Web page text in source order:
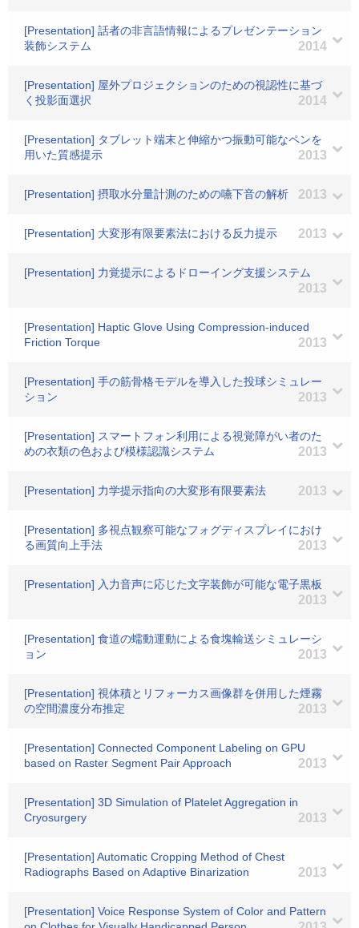
[Presentation] 話者の非言語情報によるプレゼンテーション
装飾システム
2014
[Presentation] 屋外プロジェクションのための視認性に基づ
く投影面選択
2014
[Presentation] タブレット端末と伸縮かつ振動可能なペンを
用いた質感提示
2013
[Presentation] 摂取水分量計測のための嚥下音の解析 2013
[Presentation] 大変形有限要素法における反力提示 2013
[Presentation] 力覚提示によるドローイング支援システム
2013
[Presentation] Haptic Glove Using Compression-induced
Friction Torque
2013
[Presentation] 手の筋骨格モデルを導入した投球シミュレー
ション
2013
[Presentation] スマートフォン利用による視覚障がい者のた
めの衣類の色および模様認識システム
2013
[Presentation] 力学提示指向の大変形有限要素法 2013
[Presentation] 多視点観察可能なフォグディスプレイにおけ
る画質向上手法
2013
[Presentation] 入力音声に応じた文字装飾が可能な電子黒板
2013
[Presentation] 食道の蠕動運動による食塊輸送シミュレーシ
ョン
2013
[Presentation] 視体積とリフォーカス画像群を併用した煙霧
の空間濃度分布推定
2013
[Presentation] Connected Component Labeling on GPU
based on Raster Segment Pair Approach
2013
[Presentation] 3D Simulation of Platelet Aggregation in
Cryosurgery
2013
[Presentation] Automatic Cropping Method of Chest
Radiographs Based on Adaptive Binarization
2013
[Presentation] Voice Response System of Color and Pattern